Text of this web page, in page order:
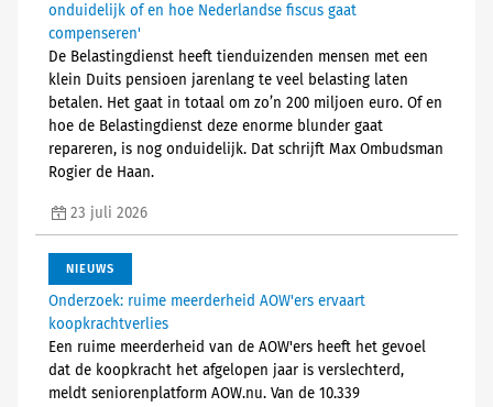
onduidelijk of en hoe Nederlandse fiscus gaat
compenseren'
De Belastingdienst heeft tienduizenden mensen met een
klein Duits pensioen jarenlang te veel belasting laten
betalen. Het gaat in totaal om zo’n 200 miljoen euro. Of en
hoe de Belastingdienst deze enorme blunder gaat
repareren, is nog onduidelijk. Dat schrijft Max Ombudsman
Rogier de Haan.
23 juli 2026
NIEUWS
Onderzoek: ruime meerderheid AOW'ers ervaart
koopkrachtverlies
Een ruime meerderheid van de AOW'ers heeft het gevoel
dat de koopkracht het afgelopen jaar is verslechterd,
meldt seniorenplatform AOW.nu. Van de 10.339